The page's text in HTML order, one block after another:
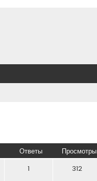
Ответы Просмотры
1 312